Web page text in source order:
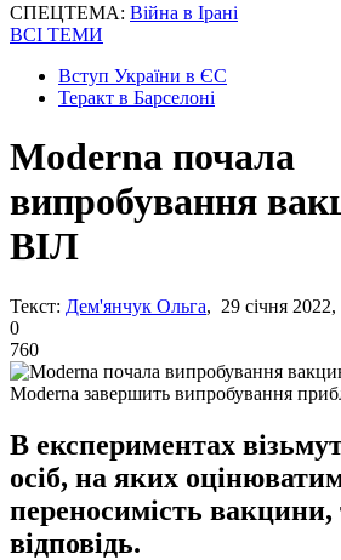
СПЕЦТЕМА: Війна в Ірані
ВСІ ТЕМИ
Вступ України в ЄС
Теракт в Барселоні
Moderna почала
випробування
ВІЛ
Текст: Дем'янчук Ольга, 29 січня 2022,
0
760
Moderna завершить випробування
В експериментах
осіб, на яких
переносимість вакцини,
відповідь.